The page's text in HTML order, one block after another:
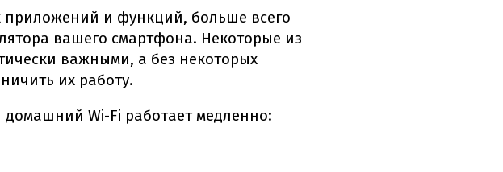
приложений и функций, больше всего
вашего смартфона. Некоторые из
важными, а без некоторых
их работу.
домашний Wi-Fi работает медленно: